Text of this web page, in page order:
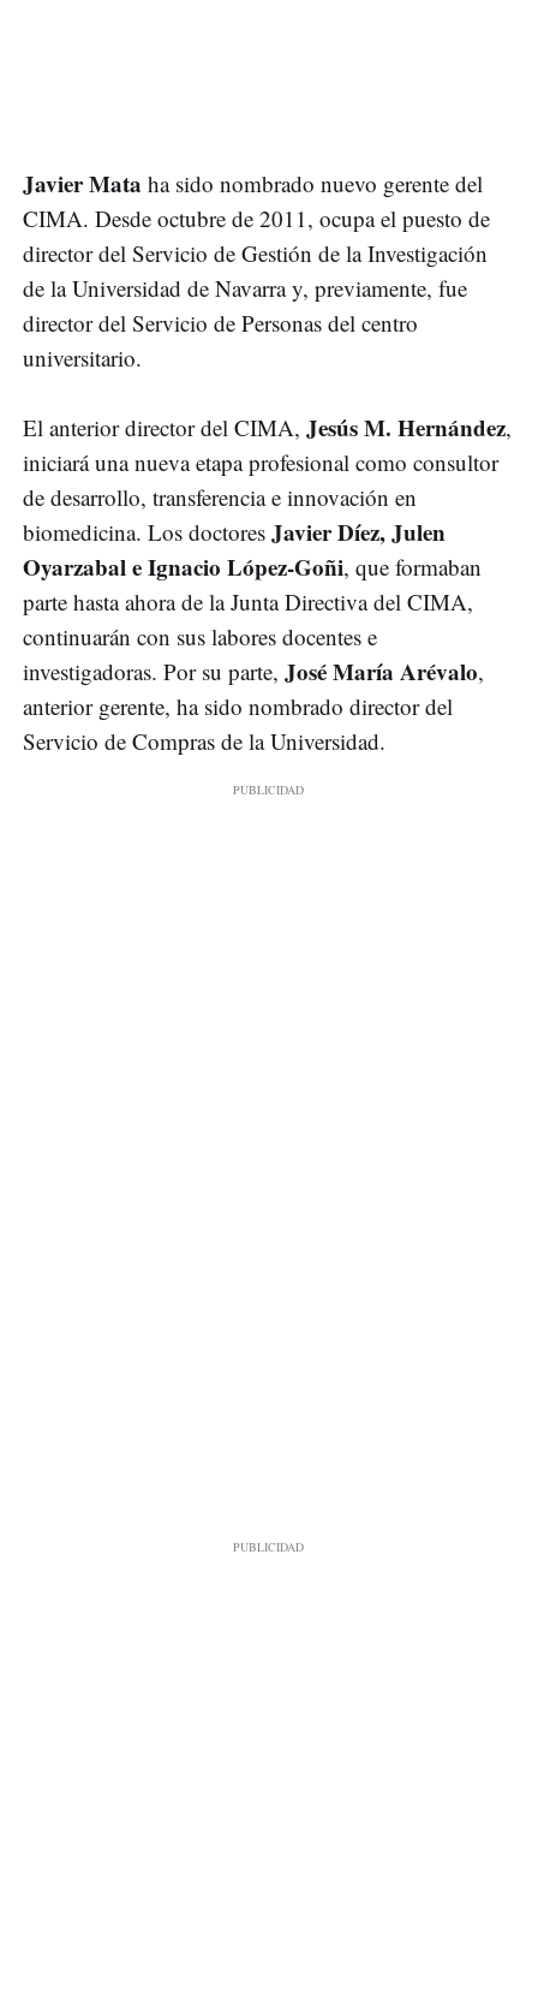
Javier Mata ha sido nombrado nuevo gerente del
CIMA. Desde octubre de 2011, ocupa el puesto de
director del Servicio de Gestión de la Investigación
de la Universidad de Navarra y, previamente, fue
director del Servicio de Personas del centro
universitario.
El anterior director del CIMA, Jesús M. Hernández,
iniciará una nueva etapa profesional como consultor
de desarrollo, transferencia e innovación en
biomedicina. Los doctores Javier Díez, Julen
Oyarzabal e Ignacio López-Goñi, que formaban
parte hasta ahora de la Junta Directiva del CIMA,
continuarán con sus labores docentes e
investigadoras. Por su parte, José María Arévalo,
anterior gerente, ha sido nombrado director del
Servicio de Compras de la Universidad.